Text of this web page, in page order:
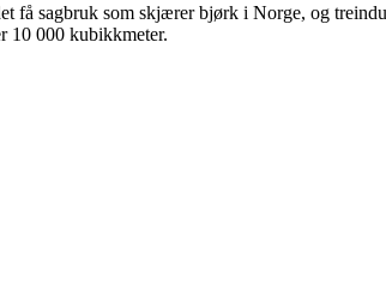
få sagbruk som skjærer bjørk i Norge, og
10 000 kubikkmeter.